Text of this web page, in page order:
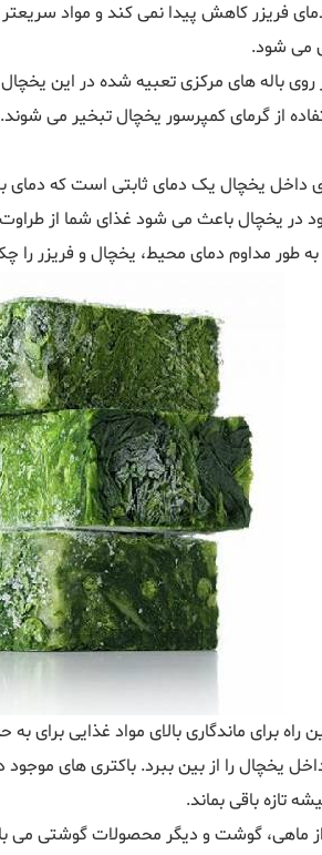
فریزر کاهش پیدا نمی کند و مواد
می شود.
باله های مرکزی تعبیه شده در این
از گرمای کمپرسور یخچال تبخیر می
داخل یخچال یک دمای ثابتی است که
در یخچال باعث می شود غذای شما از
مداوم دمای محیط، یخچال و فریزر را
راه برای ماندگاری بالای مواد غذایی
یخچال را از بین ببرد. باکتری های
باقی بماند.
ماهی، گوشت و دیگر محصولات گوشتی می